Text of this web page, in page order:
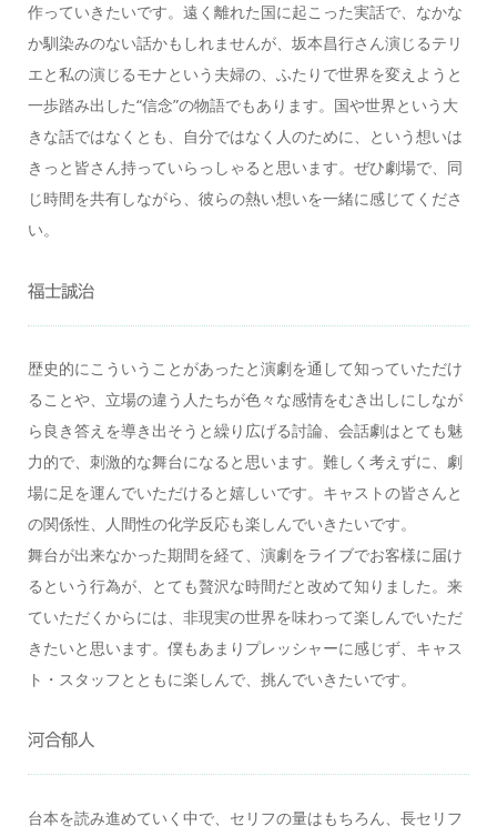
作っていきたいです。遠く離れた国に起こった実話で、なかな
か馴染みのない話かもしれませんが、坂本昌行さん演じるテリ
エと私の演じるモナという夫婦の、ふたりで世界を変えようと
一歩踏み出した“信念”の物語でもあります。国や世界という大
きな話ではなくとも、自分ではなく人のために、という想いは
きっと皆さん持っていらっしゃると思います。ぜひ劇場で、同
じ時間を共有しながら、彼らの熱い想いを一緒に感じてくださ
い。
福士誠治
歴史的にこういうことがあったと演劇を通して知っていただけ
ることや、立場の違う人たちが色々な感情をむき出しにしなが
ら良き答えを導き出そうと繰り広げる討論、会話劇はとても魅
力的で、刺激的な舞台になると思います。難しく考えずに、劇
場に足を運んでいただけると嬉しいです。キャストの皆さんと
の関係性、人間性の化学反応も楽しんでいきたいです。
舞台が出来なかった期間を経て、演劇をライブでお客様に届け
るという行為が、とても贅沢な時間だと改めて知りました。来
ていただくからには、非現実の世界を味わって楽しんでいただ
きたいと思います。僕もあまりプレッシャーに感じず、キャス
ト・スタッフとともに楽しんで、挑んでいきたいです。
河合郁人
台本を読み進めていく中で、セリフの量はもちろん、長セリフ